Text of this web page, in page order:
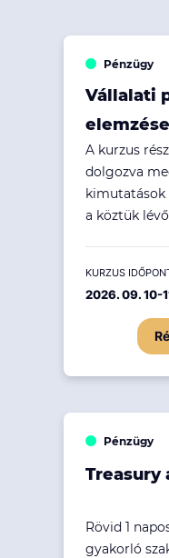
Pénzügy
Vállalati
elemzése
A kurzus
dolgozva
kimutatások
a köztük
KURZUS
2026. 09. 10-
Pénzügy
Treasury
Rövid 1
gyakorló